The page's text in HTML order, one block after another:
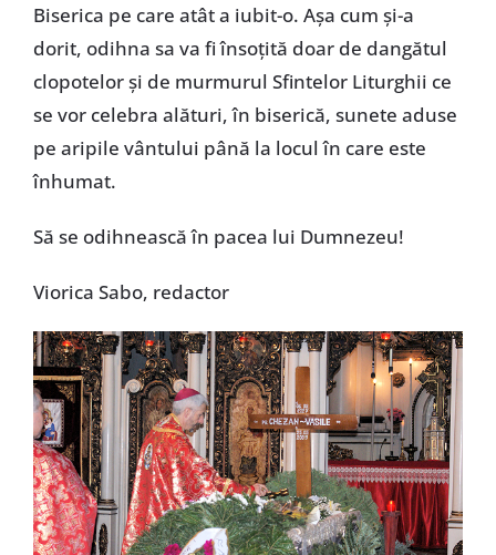
Biserica pe care atât a iubit-o. Aşa cum şi-a
dorit, odihna sa va fi însoţită doar de dangătul
clopotelor şi de murmurul Sfintelor Liturghii ce
se vor celebra alături, în biserică, sunete aduse
pe aripile vântului până la locul în care este
înhumat.
Să se odihnească în pacea lui Dumnezeu!
Viorica Sabo, redactor